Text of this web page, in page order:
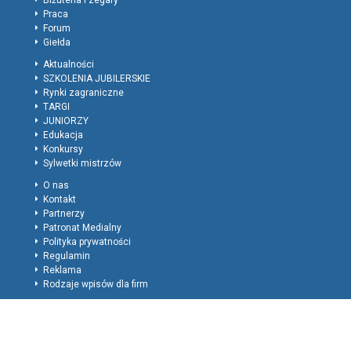
Praca
Forum
Giełda
Aktualności
SZKOLENIA JUBILERSKIE
Rynki zagraniczne
TARGI
JUNIORZY
Edukacja
Konkursy
Sylwetki mistrzów
O nas
Kontakt
Partnerzy
Patronat Medialny
Polityka prywatności
Regulamin
Reklama
Rodzaje wpisów dla firm